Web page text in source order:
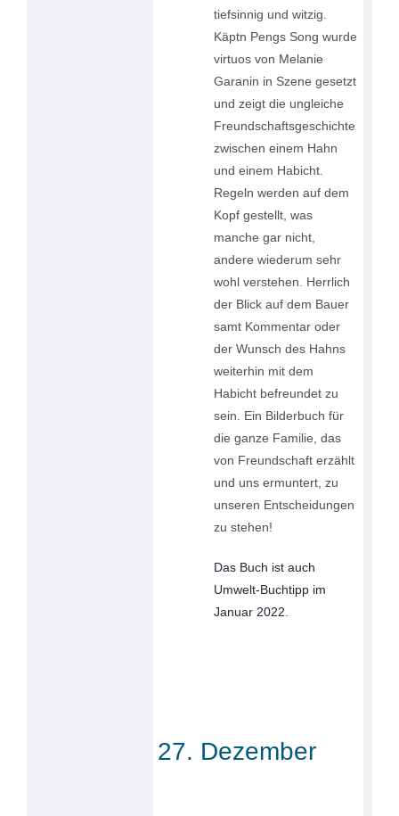
tiefsinnig und witzig.
Käptn Pengs Song wurde
virtuos von Melanie
Garanin in Szene gesetzt
und zeigt die ungleiche
Freundschaftsgeschichte
zwischen einem Hahn
und einem Habicht.
Regeln werden auf dem
Kopf gestellt, was
manche gar nicht,
andere wiederum sehr
wohl verstehen. Herrlich
der Blick auf dem Bauer
samt Kommentar oder
der Wunsch des Hahns
weiterhin mit dem
Habicht befreundet zu
sein. Ein Bilderbuch für
die ganze Familie, das
von Freundschaft erzählt
und uns ermuntert, zu
unseren Entscheidungen
zu stehen!
Das Buch ist auch
Umwelt-Buchtipp im
Januar 2022.
27. Dezember